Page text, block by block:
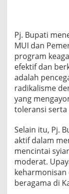
Pj. Bupati
MUI dan
program
efektif dan
adalah
radikalisme
yang
toleransi serta
Selain itu, Pj.
aktif dalam
mencintai
moderat.
beragama di